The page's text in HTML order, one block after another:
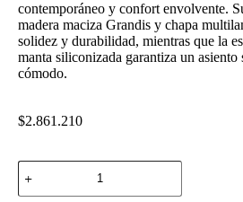
contemporáneo y confort envolvente.
madera maciza Grandis y chapa
solidez y durabilidad, mientras que la
manta siliconizada garantiza un asiento
cómodo.
$2.861.210
Chaise
Bellini
con